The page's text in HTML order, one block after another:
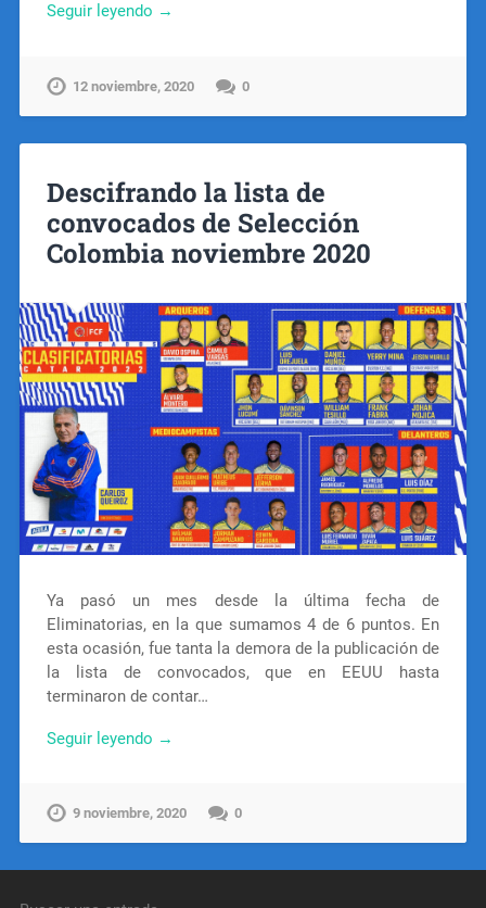
Seguir leyendo →
12 noviembre, 2020 0
Descifrando la lista de
convocados de Selección
Colombia noviembre 2020
Ya pasó un mes desde la última fecha de
Eliminatorias, en la que sumamos 4 de 6 puntos. En
esta ocasión, fue tanta la demora de la publicación de
la lista de convocados, que en EEUU hasta
terminaron de contar…
Seguir leyendo →
9 noviembre, 2020 0